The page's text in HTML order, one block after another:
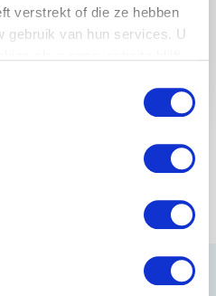
verstrekt of die ze hebben
gebruik van hun services. U